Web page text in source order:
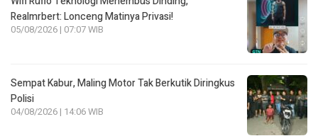
Realmrbert: Lonceng Matinya Privasi!
05/08/2026 | 07:07 WIB
Sempat Kabur, Maling Motor Tak Berkutik Diringkus
Polisi
04/08/2026 | 14:06 WIB